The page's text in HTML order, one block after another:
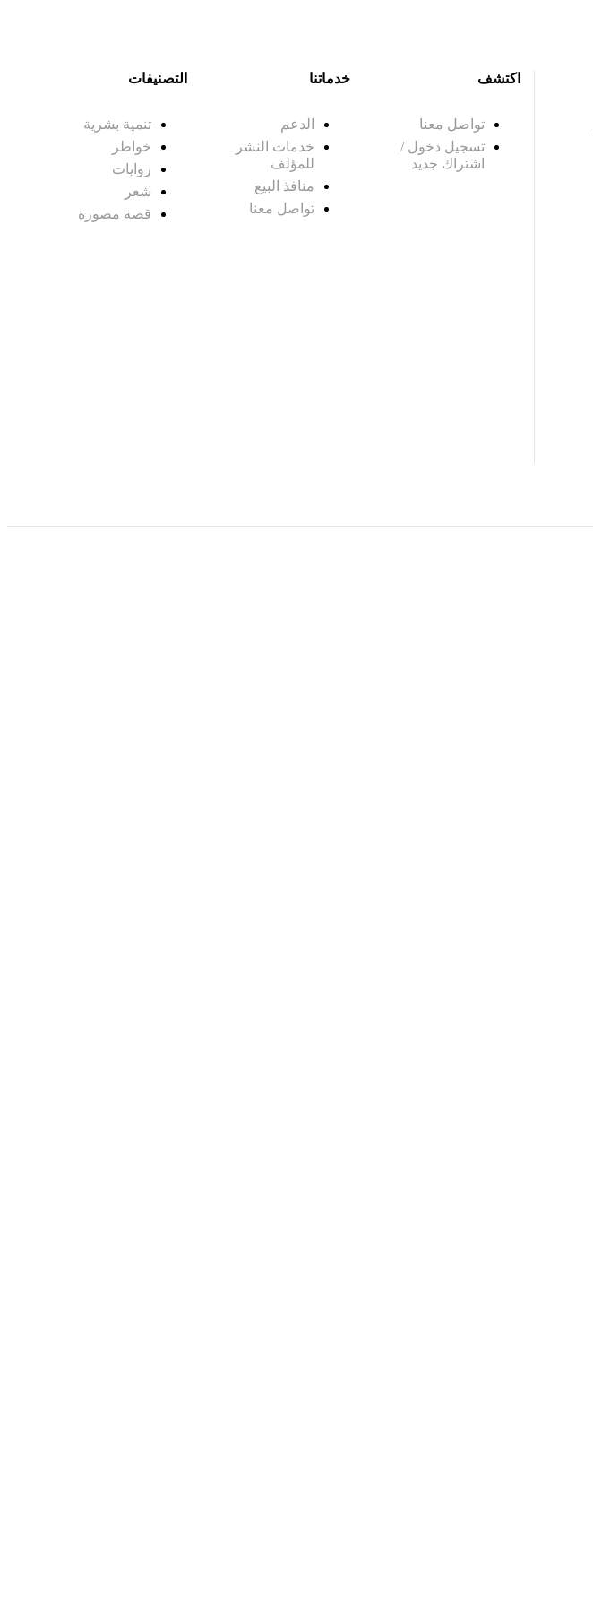
اكتشف
تواصل معنا
تسجيل دخول /
اشتراك جديد
خدماتنا
الدعم
خدمات النشر
للمؤلف
منافذ البيع
تواصل معنا
التصنيفات
تنمية بشرية
خواطر
روايات
شعر
قصة مصورة